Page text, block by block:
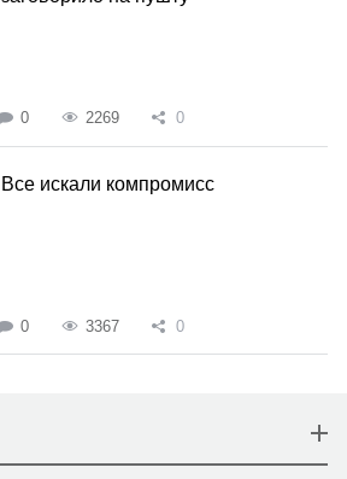
0 2269 0
Все искали компромисс
0 3367 0